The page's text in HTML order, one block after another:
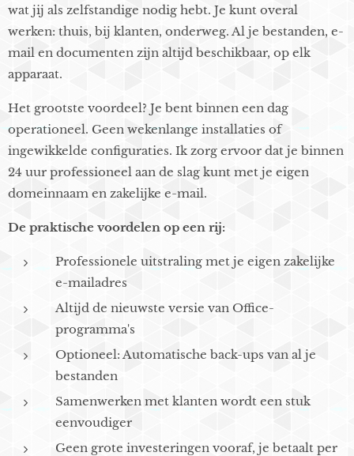
wat jij als zelfstandige nodig hebt. Je kunt overal
werken: thuis, bij klanten, onderweg. Al je bestanden, e-
mail en documenten zijn altijd beschikbaar, op elk
apparaat.
Het grootste voordeel? Je bent binnen een dag
operationeel. Geen wekenlange installaties of
ingewikkelde configuraties. Ik zorg ervoor dat je binnen
24 uur professioneel aan de slag kunt met je eigen
domeinnaam en zakelijke e-mail.
De praktische voordelen op een rij:
Professionele uitstraling met je eigen zakelijke
e-mailadres
Altijd de nieuwste versie van Office-
programma's
Optioneel: Automatische back-ups van al je
bestanden
Samenwerken met klanten wordt een stuk
eenvoudiger
Geen grote investeringen vooraf, je betaalt per